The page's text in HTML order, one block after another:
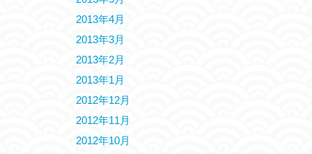
2013年4月
2013年3月
2013年2月
2013年1月
2012年12月
2012年11月
2012年10月